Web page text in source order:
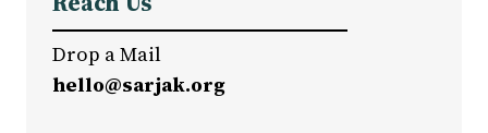
Drop a Mail
hello@sarjak.org